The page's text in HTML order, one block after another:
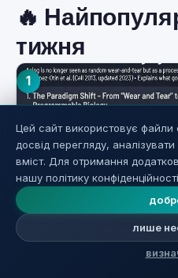
🔥
тижня
1
12 ознак
Цей сайт використовує
досвід перегляду,
вміст. Для отримання
нашу політику
лише